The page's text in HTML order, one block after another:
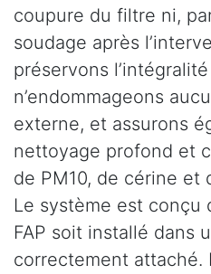
coupure du filtre ni,
soudage après
préservons
n’endommageons
externe, et assurons
nettoyage profond et
de PM10, de cérine et
Le système est conçu
FAP soit installé dans
correctement attaché.